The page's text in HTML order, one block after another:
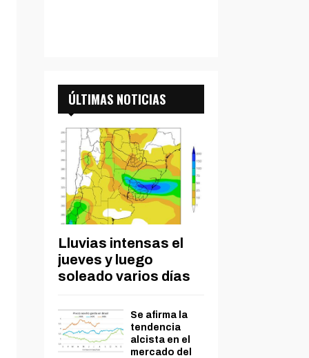
ÚLTIMAS NOTICIAS
Lluvias intensas el
jueves y luego
soleado varios días
Se afirma la
tendencia
alcista en el
mercado del